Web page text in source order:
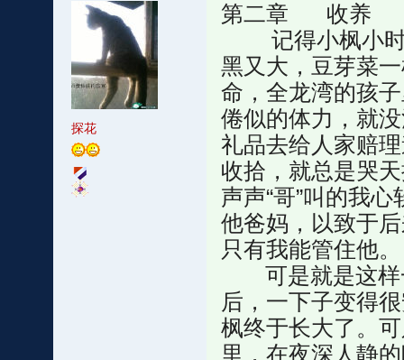
探花
第二章 收养
记得小枫小时
黑又大，豆芽菜
命，全龙湾的孩
倦似的体力，就
礼品去给人家赔
收拾，就总是哭
声声“哥”叫的我
他爸妈，以致于
只有我能管住他。
可是就是这样
后，一下子变得
枫终于长大了。
里，在夜深人静